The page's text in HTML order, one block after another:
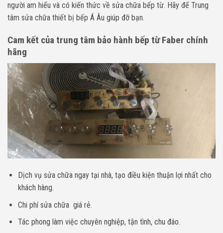
người am hiểu và có kiến thức về sửa chữa bếp từ. Hãy để Trung
tâm sửa chữa thiết bị bếp Á Âu giúp đỡ bạn.
Cam kết của trung tâm bảo hành bếp từ Faber chính
hãng
Dịch vụ sửa chữa ngay tại nhà, tạo điều kiện thuận lợi nhất cho
khách hàng.
Chi phí sửa chữa giá rẻ.
Tác phong làm việc chuyên nghiệp, tận tình, chu đáo.